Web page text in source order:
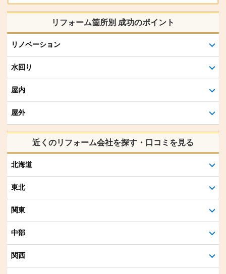
リフォーム箇所別 成功のポイント
リノベーション
水回り
屋内
屋外
近くのリフォーム会社を探す・口コミを見る
北海道
東北
関東
中部
関西